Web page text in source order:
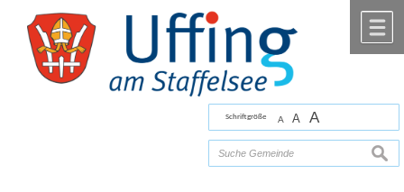
Schriftgröße A A A
Bilder mit freundlicher Unterstützung von FotografFlorian Werner